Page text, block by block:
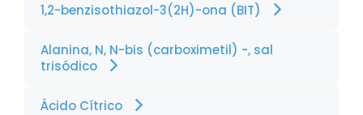
1,2-benzisothiazol-3(2H)-ona (BIT)
Alanina, N, N-bis (carboximetil) -, sal
trisódico
Ácido Cítrico